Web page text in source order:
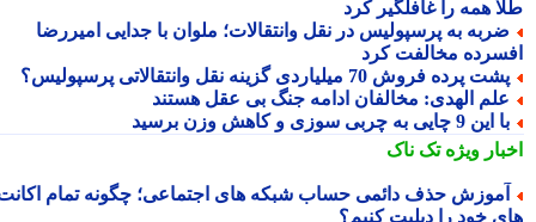
همه را غافلگیر کرد
به پرسپولیس در نقل وانتقالات؛ ملوان با جدایی امیررضا
مخالفت کرد
پرده فروش 70 میلیاردی گزینه نقل وانتقالاتی پرسپولیس؟
الهدی: مخالفان ادامه جنگ بی عقل هستند
9 چایی به چربی سوزی و کاهش وزن برسید
ویژهتک ناک
حذف دائمی حساب شبکه های اجتماعی؛ چگونه تمام اکانت
خود را دیلیت کنیم؟